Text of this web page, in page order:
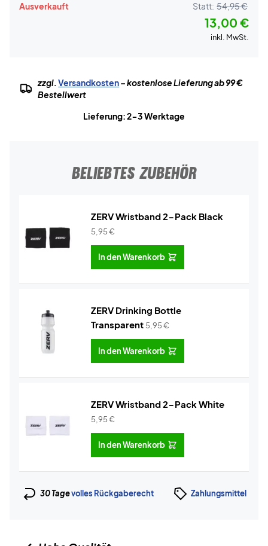
Ausverkauft Statt: 54,95 €
13,00 €
inkl. MwSt.
zzgl.Versandkosten– kostenlose Lieferung ab 99 €
Bestellwert
Lieferung: 2-3 Werktage
BELIEBTES ZUBEHÖR
ZERV Wristband 2-Pack Black
5,95€
In den Warenkorb
ZERV Drinking Bottle
Transparent 5,95€
In den Warenkorb
ZERV Wristband 2-Pack White
5,95€
In den Warenkorb
30 Tagevolles Rückgaberecht Zahlungsmittel